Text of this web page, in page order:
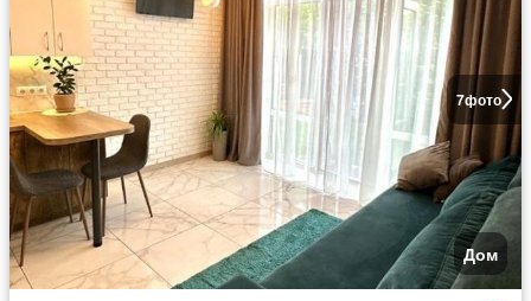
7фото
Дом